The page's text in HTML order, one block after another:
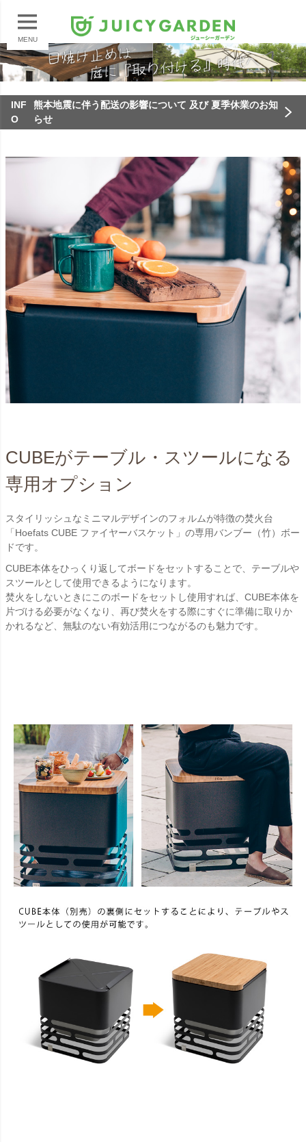
MENU
INF
O
熊本地震に伴う配送の影響について 及び 夏季休業のお知
らせ
CUBEがテーブル・スツールになる
専用オプション
スタイリッシュなミニマルデザインのフォルムが特徴の焚火台
「Hoefats CUBE ファイヤーバスケット」の専用バンブー（竹）ボー
ドです。
CUBE本体をひっくり返してボードをセットすることで、テーブルや
スツールとして使用できるようになります。
焚火をしないときにこのボードをセットし使用すれば、CUBE本体を
片づける必要がなくなり、再び焚火をする際にすぐに準備に取りか
かれるなど、無駄のない有効活用につながるのも魅力です。